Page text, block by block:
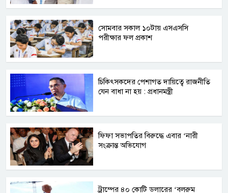
সোমবার সকাল ১০টায় এসএসসি
পরীক্ষার ফল প্রকাশ
চিকিৎসকদের পেশাগত দায়িত্বে রাজনীতি
যেন বাধা না হয় : প্রধানমন্ত্রী
ফিফা সভাপতির বিরুদ্ধে এবার ‘নারী
সংক্রান্ত অভিযোগ
ট্রাম্পের ৪০ কোটি ডলারের ‘বলরুম